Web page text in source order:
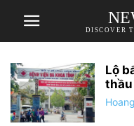
DISCOVER
Lộ
thầu
Hoang